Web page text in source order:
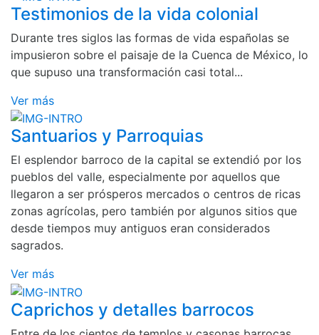
Testimonios de la vida colonial
Durante tres siglos las formas de vida españolas se
impusieron sobre el paisaje de la Cuenca de México, lo
que supuso una transformación casi total...
Ver más
Santuarios y Parroquias
El esplendor barroco de la capital se extendió por los
pueblos del valle, especialmente por aquellos que
llegaron a ser prósperos mercados o centros de ricas
zonas agrícolas, pero también por algunos sitios que
desde tiempos muy antiguos eran considerados
sagrados.
Ver más
Caprichos y detalles barrocos